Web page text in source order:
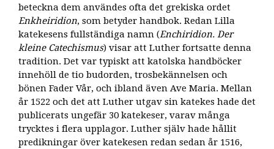
beteckna dem användes ofta det grekiska ordet
Enkheiridion, som betyder handbok. Redan Lilla
katekesens fullständiga namn (Enchiridion. Der
kleine Catechismus) visar att Luther fortsatte denna
tradition. Det var typiskt att katolska handböcker
innehöll de tio budorden, trosbekännelsen och
bönen Fader Vår, och ibland även Ave Maria. Mellan
år 1522 och det att Luther utgav sin katekes hade det
publicerats ungefär 30 katekeser, varav många
trycktes i flera upplagor. Luther själv hade hållit
predikningar över katekesen redan sedan år 1516,